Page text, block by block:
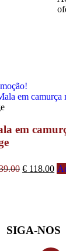
em
€ 118.00
SIGA-NOS